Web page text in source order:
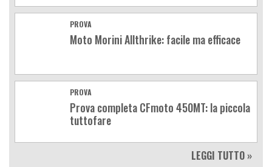
PROVA
Moto Morini Allthrike: facile ma efficace
PROVA
Prova completa CFmoto 450MT: la piccola
tuttofare
LEGGI TUTTO »